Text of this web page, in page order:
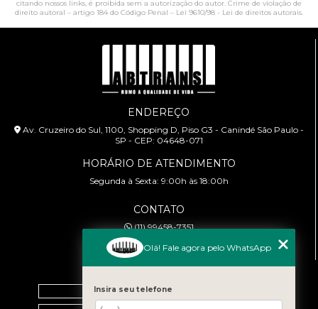
citando nossos links, é proibida sem a autorização do autor. Crime de violação de
direito autoral – artigo 184 do Código Penal – Lei 9610/98 - Lei de direitos autorais.
ENDEREÇO
Av. Cruzeiro do Sul, 1100, Shopping D, Piso G3 - Canindé São Paulo -
SP - CEP: 04648-071
HORÁRIO DE ATENDIMENTO
Segunda à Sexta: 9:00h às 18:00h
CONTATO
(11) 99458-7351
cursoabtrans@gmail.com
Home
Olá! Fale agora pelo WhatsApp
Insira seu telefone